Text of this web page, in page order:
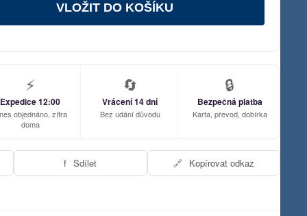
VLOŽIT DO KOŠÍKU
⚡
Expedice 12:00
objednáno, zítra
doma
🔄
Vrácení 14 dní
Bez udání důvodu
🔒
Bezpečná platba
Karta, převod, dobírka
f Sdílet 🔗 Kopírovat odkaz